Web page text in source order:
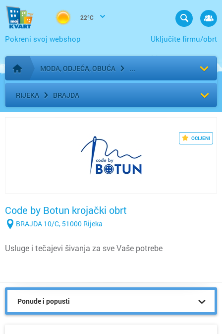
22°C
Uključite firmu/obrt
Pokreni svoj webshop
Početna stranica
MODA, ODJEĆA, OBUĆA
RIJEKA BRAJDA
OCIJENI
Code by Botun krojački obrt
BRAJDA 10/C, 51000 Rijeka
Usluge i tečajevi šivanja za sve Vaše potrebe
Ponude i popusti